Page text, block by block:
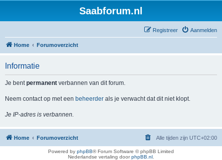
Saabforum.nl
Aanmelden
Registreer
Home Forumoverzicht
Informatie
Je bentpermanent verbannen van dit forum.
Neem contact op met een beheerder als je verwacht dat dit niet klopt.
Je IP-adres is verbannen.
Home Forumoverzicht Alle tijden zijn UTC+02:00
Powered by phpBB® Forum Software © phpBB Limited
Nederlandse vertaling doorphpBB.nl